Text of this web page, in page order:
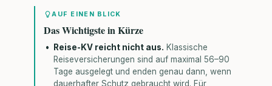
AUF EINEN BLICK
Das Wichtigste in Kürze
Reise-KV reicht nicht aus. Klassische
Reiseversicherungen sind auf maximal 56–90
Tage ausgelegt und enden genau dann, wenn
dauerhafter Schutz gebraucht wird. Für